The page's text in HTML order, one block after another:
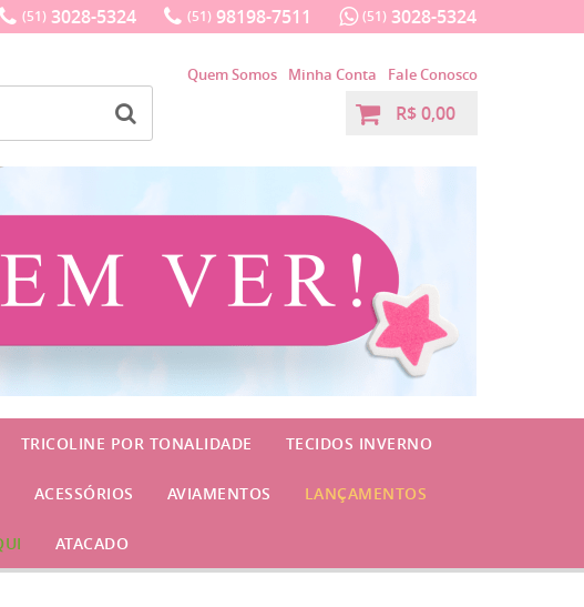
(51) 3028-5324 (51) 98198-7511 (51) 3028-5324
Quem Somos Minha Conta Fale Conosco
R$ 0,00
TRICOLINE POR TONALIDADE TECIDOS INVERNO
ACESSÓRIOS AVIAMENTOS LANÇAMENTOS
ATACADO